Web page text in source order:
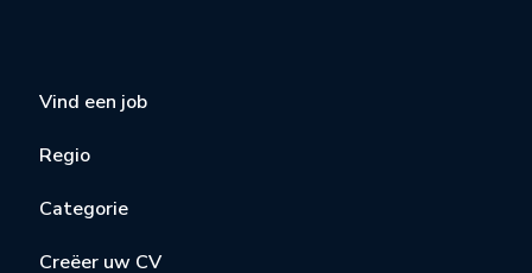
Vind een job
Regio
Categorie
Creëer uw CV